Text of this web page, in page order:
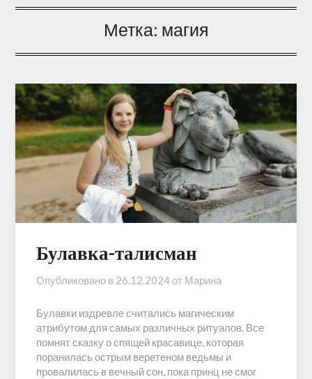
Метка: магия
Булавка-талисман
Опубликовано в 26.12.2024от Марина
Булавки издревле считались магическим
атрибутом для самых различных ритуалов. Все
помнят сказку о спящей красавице, которая
поранилась острым веретеном ведьмы и
провалилась в вечный сон, пока принц не смог